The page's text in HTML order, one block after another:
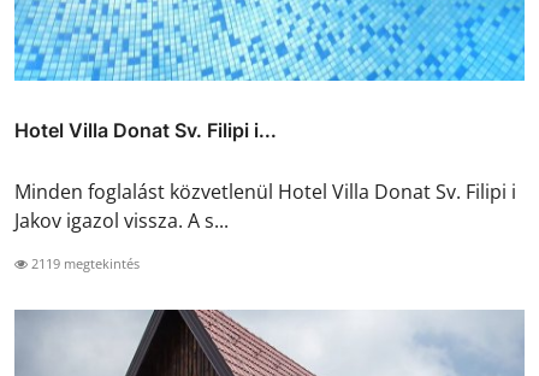
Hotel Villa Donat Sv. Filipi i...
Minden foglalást közvetlenül Hotel Villa Donat Sv. Filipi i
Jakov igazol vissza. A s...
2119 megtekintés